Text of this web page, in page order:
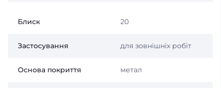
Блиск 20
Застосування для зовнішніх робіт
Основа покриття метал